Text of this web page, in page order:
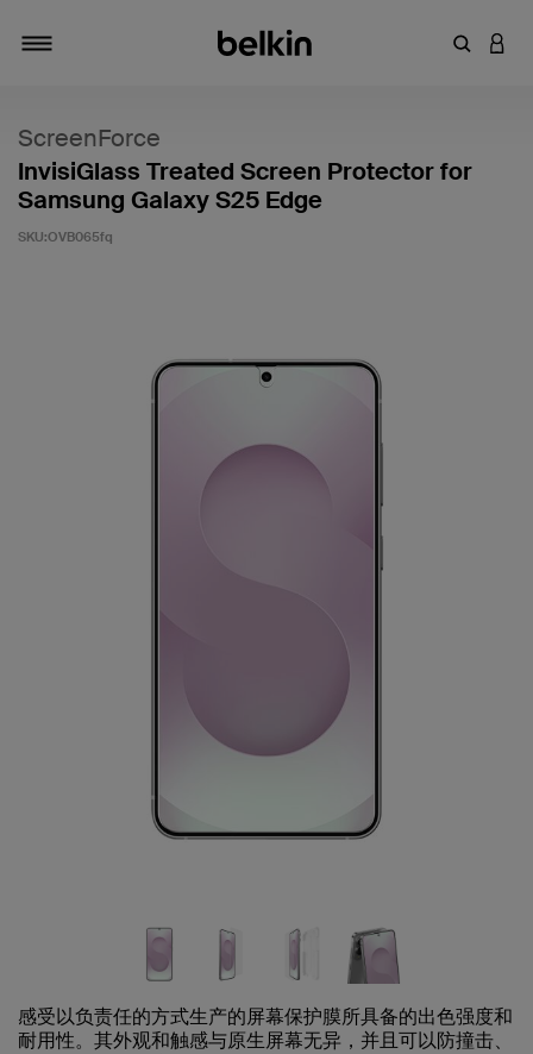
输入关键
登录
ScreenForce
InvisiGlass Treated Screen Protector for
Samsung Galaxy S25 Edge
SKU:OVB065fq
感受以负责任的方式生产的屏幕保护膜所具备的出色强度和
耐用性。其外观和触感与原生屏幕无异，并且可以防撞击、